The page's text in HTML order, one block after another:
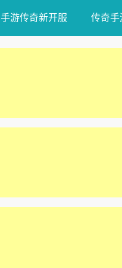
手游传奇新开服 传奇手